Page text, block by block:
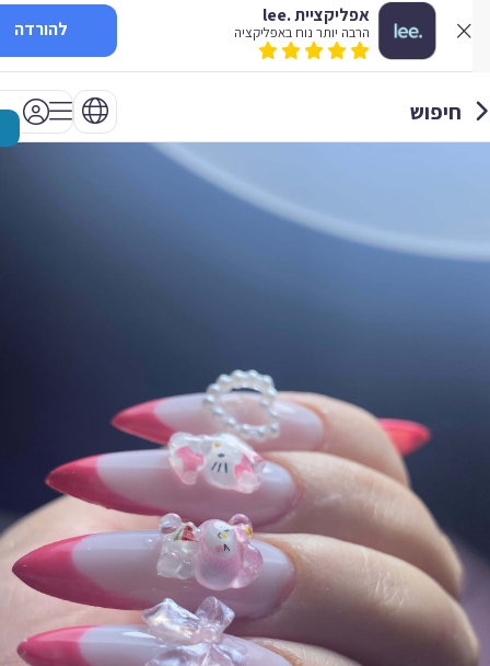
אפליקציית .lee
הרבה יותר נוח באפליקציה להורדה
חיפוש